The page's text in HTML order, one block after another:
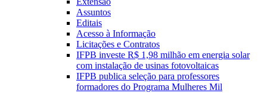
Assuntos
Editais
Acesso à Informação
Licitações e Contratos
IFPB investe R$ 1,98 milhão em energia solar
com instalação de usinas fotovoltaicas
IFPB publica seleção para professores
formadores do Programa Mulheres Mil